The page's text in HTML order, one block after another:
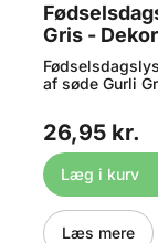
Gris -
af søde Gurli
26,95 kr.
Læg i kurv
Læs mere